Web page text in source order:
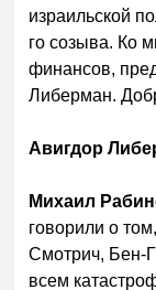
израильской
го созыва. Ко
финансов,
Либерман.
Авигдор
Михаил
говорили о
Смотрич, Бен-
всем